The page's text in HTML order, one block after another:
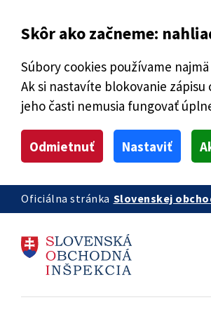
Skôr ako začneme:
Súbory cookies používame
Ak si nastavíte blokovanie
jeho časti nemusia fungovať
Odmietnuť Nastaviť
Oficiálna stránka Slovenskej